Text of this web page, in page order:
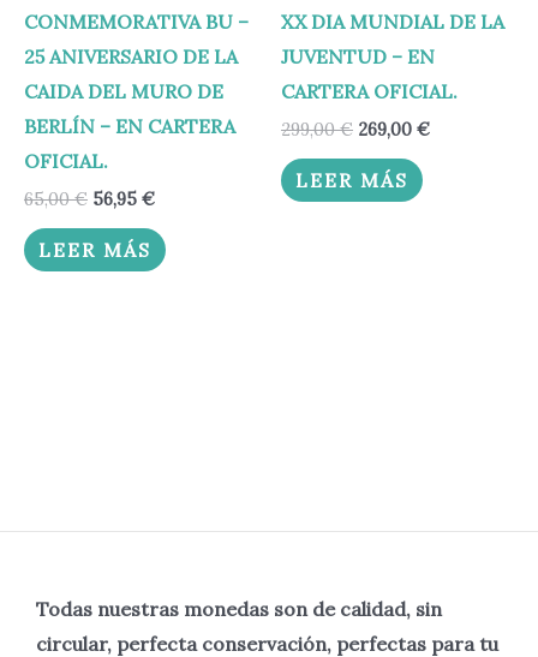
CONMEMORATIVA BU –
25 ANIVERSARIO DE LA
CAIDA DEL MURO DE
BERLÍN – EN CARTERA
OFICIAL.
65,00€ 56,95 €
LEER MÁS
XX DIA MUNDIAL DE LA
JUVENTUD – EN
CARTERA OFICIAL.
299,00€ 269,00 €
LEER MÁS
Todas nuestras monedas son de calidad, sin
circular, perfecta conservación, perfectas para tu